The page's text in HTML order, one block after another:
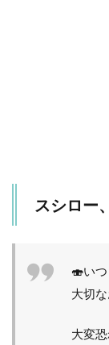
スシロー
🍣い
大切
大変恐